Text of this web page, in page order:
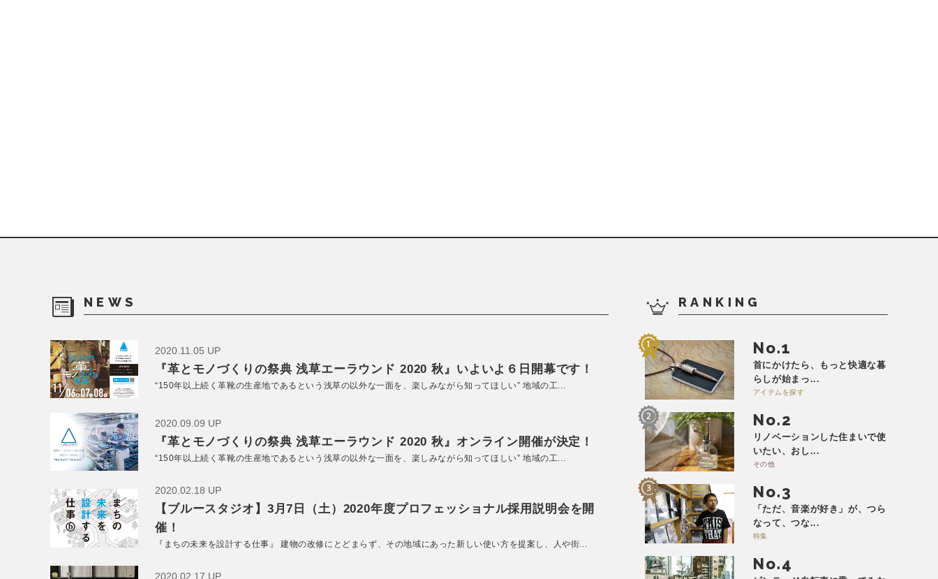
NEWS
2020.11.05 UP
『革とモノづくりの祭典 浅草エーラウンド 2020 秋』いよいよ６日開幕です！
“150年以上続く革靴の生産地であるという浅草の以外な一面を、楽しみながら知ってほしい” 地域の工...
2020.09.09 UP
『革とモノづくりの祭典 浅草エーラウンド 2020 秋』オンライン開催が決定！
“150年以上続く革靴の生産地であるという浅草の以外な一面を、楽しみながら知ってほしい” 地域の工...
2020.02.18 UP
【ブルースタジオ】3月7日（土）2020年度プロフェッショナル採用説明会を開
催！
『まちの未来を設計する仕事』 建物の改修にとどまらず、その地域にあった新しい使い方を提案し、人や街...
2020.02.17 UP
RANKING
No.
首にかけたら、もっと快適な暮
らしが始まっ...
アイテムを探す
No.
リノベーションした住まいで使
いたい、おし...
その他
No.
「ただ、音楽が好き」が、つら
なって、つな...
特集
No.